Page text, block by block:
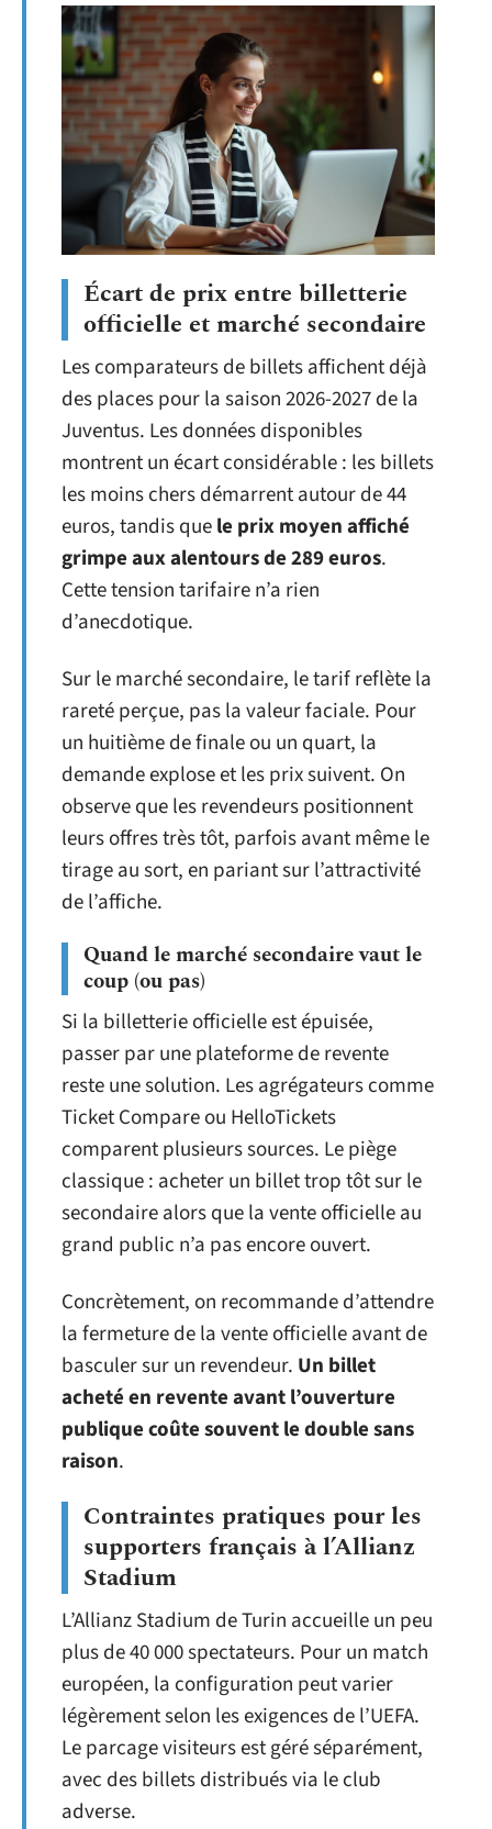
Écart de prix entre billetterie
officielle et marché secondaire
Les comparateurs de billets affichent déjà
des places pour la saison 2026-2027 de la
Juventus. Les données disponibles
montrent un écart considérable : les billets
les moins chers démarrent autour de 44
euros, tandis quele prix moyen affiché
grimpe aux alentours de 289 euros.
Cette tension tarifaire n’a rien
d’anecdotique.
Sur le marché secondaire, le tarif reflète la
rareté perçue, pas la valeur faciale. Pour
un huitième de finale ou un quart, la
demande explose et les prix suivent. On
observe que les revendeurs positionnent
leurs offres très tôt, parfois avant même le
tirage au sort, en pariant sur l’attractivité
de l’affiche.
Quand le marché secondaire vaut le
coup (ou pas)
Si la billetterie officielle est épuisée,
passer par une plateforme de revente
reste une solution. Les agrégateurs comme
Ticket Compare ou HelloTickets
comparent plusieurs sources. Le piège
classique : acheter un billet trop tôt sur le
secondaire alors que la vente officielle au
grand public n’a pas encore ouvert.
Concrètement, on recommande d’attendre
la fermeture de la vente officielle avant de
basculer sur un revendeur. Un billet
acheté en revente avant l’ouverture
publique coûte souvent le double sans
raison.
Contraintes pratiques pour les
supporters français à l’Allianz
Stadium
L’Allianz Stadium de Turin accueille un peu
plus de 40 000 spectateurs. Pour un match
européen, la configuration peut varier
légèrement selon les exigences de l’UEFA.
Le parcage visiteurs est géré séparément,
avec des billets distribués via le club
adverse.